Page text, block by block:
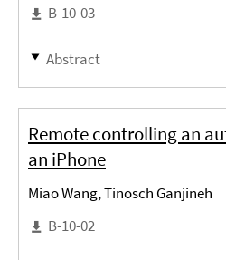
B-10-03
Abstract
Remote controlling an
an iPhone
Miao Wang, Tinosch Ganjineh
B-10-02